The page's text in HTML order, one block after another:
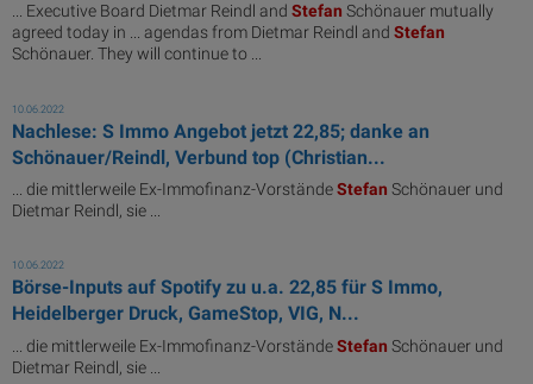
... Executive Board Dietmar Reindl and Stefan Schönauer mutually
agreed today in ... agendas from Dietmar Reindl and Stefan
Schönauer. They will continue to ...
10.06.2022
Nachlese: S Immo Angebot jetzt 22,85; danke an
Schönauer/Reindl, Verbund top (Christian...
... die mittlerweile Ex-Immofinanz-VorständeStefan Schönauer und
Dietmar Reindl, sie ...
10.06.2022
Börse-Inputs auf Spotify zu u.a. 22,85 für S Immo,
Heidelberger Druck, GameStop, VIG, N...
... die mittlerweile Ex-Immofinanz-VorständeStefan Schönauer und
Dietmar Reindl, sie ...